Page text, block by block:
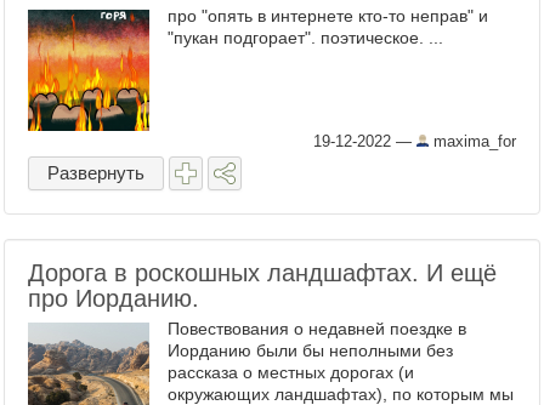
про "опять в интернете кто-то неправ" и
"пукан подгорает". поэтическое. ...
19-12-2022 — maxima_for
Развернуть
Дорога в роскошных ландшафтах. И ещё
про Иорданию.
Повествования о недавней поездке в
Иорданию были бы неполными без
рассказа о местных дорогах (и
окружающих ландшафтах), по которым мы